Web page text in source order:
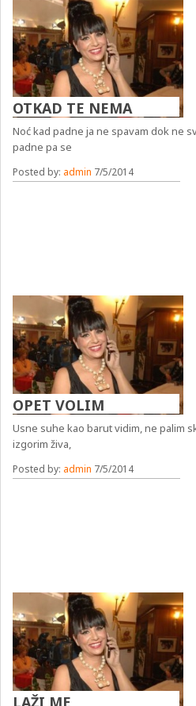
OTKAD TE NEMA
Noć kad padne ja ne spavam dok ne
padne pa se
Posted by: admin 7/5/2014
OPET VOLIM
Usne suhe kao barut vidim, ne palim
izgorim živa,
Posted by: admin 7/5/2014
LAŽI ME